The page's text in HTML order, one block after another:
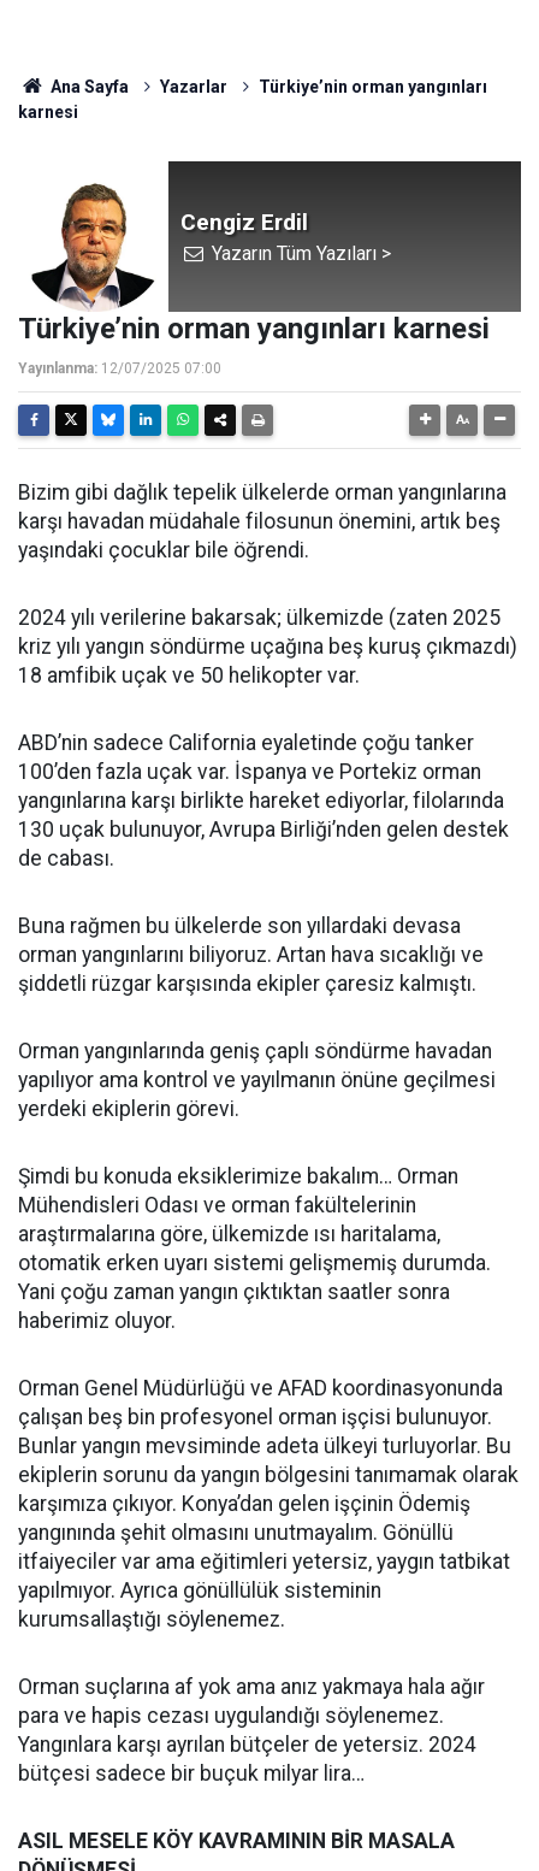
Ana Sayfa Yazarlar
Türkiye’nin orman yangınları
karnesi
Cengiz Erdil
Yazarın Tüm Yazıları >
Türkiye’nin orman yangınları karnesi
Yayınlanma: 12/07/2025 07:00
Bizim gibi dağlık tepelik ülkelerde orman yangınlarına
karşı havadan müdahale filosunun önemini, artık beş
yaşındaki çocuklar bile öğrendi.
2024 yılı verilerine bakarsak; ülkemizde (zaten 2025
kriz yılı yangın söndürme uçağına beş kuruş çıkmazdı)
18 amfibik uçak ve 50 helikopter var.
ABD’nin sadece California eyaletinde çoğu tanker
100’den fazla uçak var. İspanya ve Portekiz orman
yangınlarına karşı birlikte hareket ediyorlar, filolarında
130 uçak bulunuyor, Avrupa Birliği’nden gelen destek
de cabası.
Buna rağmen bu ülkelerde son yıllardaki devasa
orman yangınlarını biliyoruz. Artan hava sıcaklığı ve
şiddetli rüzgar karşısında ekipler çaresiz kalmıştı.
Orman yangınlarında geniş çaplı söndürme havadan
yapılıyor ama kontrol ve yayılmanın önüne geçilmesi
yerdeki ekiplerin görevi.
Şimdi bu konuda eksiklerimize bakalım… Orman
Mühendisleri Odası ve orman fakültelerinin
araştırmalarına göre, ülkemizde ısı haritalama,
otomatik erken uyarı sistemi gelişmemiş durumda.
Yani çoğu zaman yangın çıktıktan saatler sonra
haberimiz oluyor.
Orman Genel Müdürlüğü ve AFAD koordinasyonunda
çalışan beş bin profesyonel orman işçisi bulunuyor.
Bunlar yangın mevsiminde adeta ülkeyi turluyorlar. Bu
ekiplerin sorunu da yangın bölgesini tanımamak olarak
karşımıza çıkıyor. Konya’dan gelen işçinin Ödemiş
yangınında şehit olmasını unutmayalım. Gönüllü
itfaiyeciler var ama eğitimleri yetersiz, yaygın tatbikat
yapılmıyor. Ayrıca gönüllülük sisteminin
kurumsallaştığı söylenemez.
Orman suçlarına af yok ama anız yakmaya hala ağır
para ve hapis cezası uygulandığı söylenemez.
Yangınlara karşı ayrılan bütçeler de yetersiz. 2024
bütçesi sadece bir buçuk milyar lira…
ASIL MESELE KÖY KAVRAMININ BİR MASALA